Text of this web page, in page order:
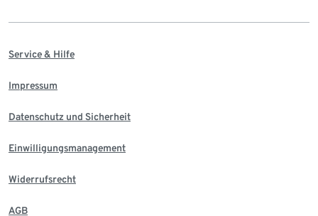
Service & Hilfe
Impressum
Datenschutz und Sicherheit
Einwilligungsmanagement
Widerrufsrecht
AGB